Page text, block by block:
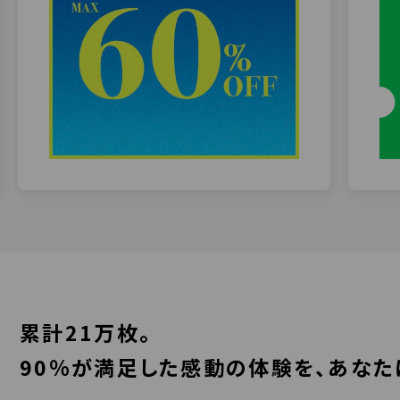
累計21万枚。
90％が満足した感動の体験を、あなた